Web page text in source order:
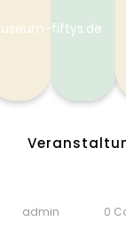
fiftys.de
admin 0